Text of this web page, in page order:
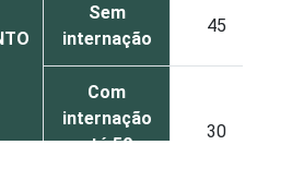
Sem
internação
45
Com
internação
até 50
30